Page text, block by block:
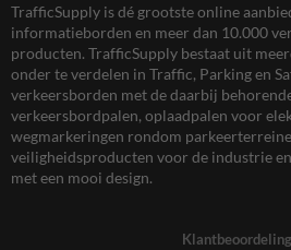
TrafficSupply is dé grootste online
informatieborden en meer dan 10.000
producten. TrafficSupply bestaat uit
onder te verdelen in Traffic, Parking en
verkeersborden met de daarbij
verkeersbordpalen, oplaadpalen voor
wegmarkeringen rondom
veiligheidsproducten voor de industrie
met een mooi design.